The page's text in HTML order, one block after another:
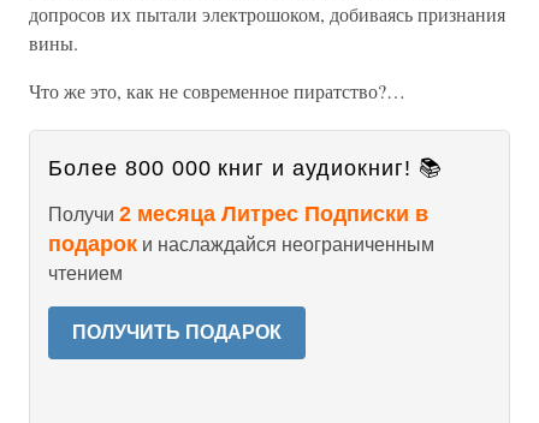
допросов их пытали электрошоком, добиваясь признания
вины.
Что же это, как не современное пиратство?…
Более 800 000 книг и аудиокниг! 📚
Получи 2 месяца Литрес Подписки в
подарок и наслаждайся неограниченным
чтением
ПОЛУЧИТЬ ПОДАРОК